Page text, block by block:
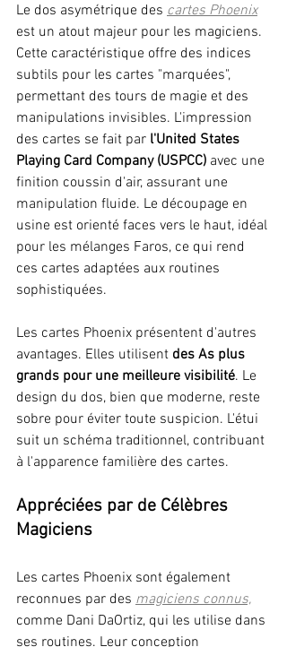
Le dos asymétrique des cartes Phoenix
est un atout majeur pour les magiciens.
Cette caractéristique offre des indices
subtils pour les cartes "marquées",
permettant des tours de magie et des
manipulations invisibles. L'impression
des cartes se fait par l'United States
Playing Card Company (USPCC) avec une
finition coussin d'air, assurant une
manipulation fluide. Le découpage en
usine est orienté faces vers le haut, idéal
pour les mélanges Faros, ce qui rend
ces cartes adaptées aux routines
sophistiquées.
Les cartes Phoenix présentent d'autres
avantages. Elles utilisent des As plus
grands pour une meilleure visibilité. Le
design du dos, bien que moderne, reste
sobre pour éviter toute suspicion. L'étui
suit un schéma traditionnel, contribuant
à l'apparence familière des cartes.
Appréciées par de Célèbres
Magiciens
Les cartes Phoenix sont également
reconnues par des magiciens connus,
comme Dani DaOrtiz, qui les utilise dans
ses routines. Leur conception